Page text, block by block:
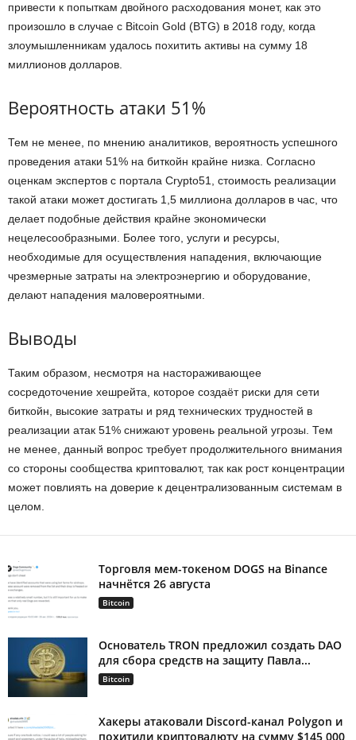
привести к попыткам двойного расходования монет, как это
произошло в случае с Bitcoin Gold (BTG) в 2018 году, когда
злоумышленникам удалось похитить активы на сумму 18
миллионов долларов.
Вероятность атаки 51%
Тем не менее, по мнению аналитиков, вероятность успешного
проведения атаки 51% на биткойн крайне низка. Согласно
оценкам экспертов с портала Crypto51, стоимость реализации
такой атаки может достигать 1,5 миллиона долларов в час, что
делает подобные действия крайне экономически
нецелесообразными. Более того, услуги и ресурсы,
необходимые для осуществления нападения, включающие
чрезмерные затраты на электроэнергию и оборудование,
делают нападения маловероятными.
Выводы
Таким образом, несмотря на настораживающее
сосредоточение хешрейта, которое создаёт риски для сети
биткойн, высокие затраты и ряд технических трудностей в
реализации атак 51% снижают уровень реальной угрозы. Тем
не менее, данный вопрос требует продолжительного внимания
со стороны сообщества криптовалют, так как рост концентрации
может повлиять на доверие к децентрализованным системам в
целом.
Торговля мем-токеном DOGS на Binance
начнётся 26 августа
Bitcoin
Основатель TRON предложил создать DAO
для сбора средств на защиту Павла...
Bitcoin
Хакеры атаковали Discord-канал Polygon и
похитили криптовалюту на сумму $145 000